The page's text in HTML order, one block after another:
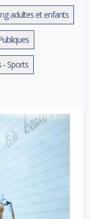
adultes et enfants
- Sports